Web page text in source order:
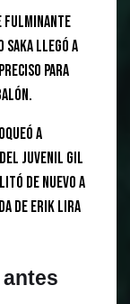
fulminante
Saka llegó a
para
a
del juvenil Gil
de nuevo a
de Erik Lira